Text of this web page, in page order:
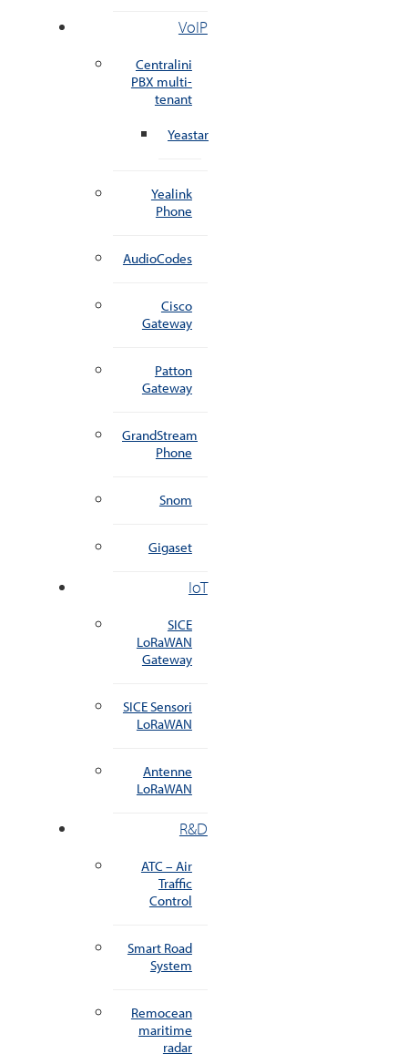
VoIP
Centralini
PBX multi-
tenant
Yeastar
Yealink
Phone
AudioCodes
Cisco
Gateway
Patton
Gateway
GrandStream
Phone
Snom
Gigaset
IoT
SICE
LoRaWAN
Gateway
SICE Sensori
LoRaWAN
Antenne
LoRaWAN
R&D
ATC – Air
Traffic
Control
Smart Road
System
Remocean
maritime
radar